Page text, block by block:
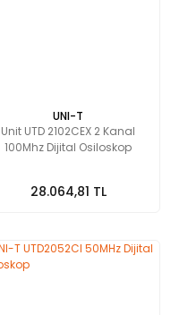
UNI-T
Unit UTD 2102CEX 2 Kanal
100Mhz Dijital Osiloskop
28.064,81 TL